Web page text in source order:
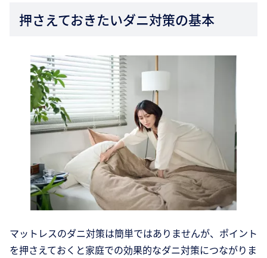
押さえておきたいダニ対策の基本
マットレスのダニ対策は簡単ではありませんが、ポイント
を押さえておくと家庭での効果的なダニ対策につながりま